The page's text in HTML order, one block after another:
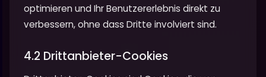
optimieren und Ihr Benutzererlebnis direkt zu
verbessern, ohne dass Dritte involviert sind.
4.2 Drittanbieter-Cookies